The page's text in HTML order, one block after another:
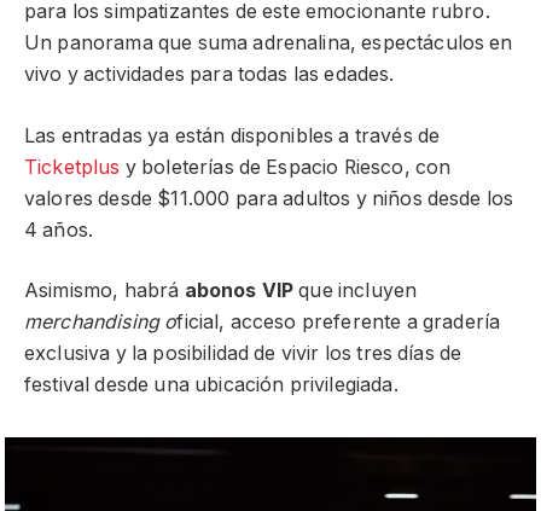
para los simpatizantes de este emocionante rubro.
Un panorama que suma adrenalina, espectáculos en
vivo y actividades para todas las edades.
Las entradas ya están disponibles a través de
Ticketplus y boleterías de Espacio Riesco, con
valores desde $11.000 para adultos y niños desde los
4 años.
Asimismo, habrá abonos VIP que incluyen
merchandising oficial, acceso preferente a gradería
exclusiva y la posibilidad de vivir los tres días de
festival desde una ubicación privilegiada.